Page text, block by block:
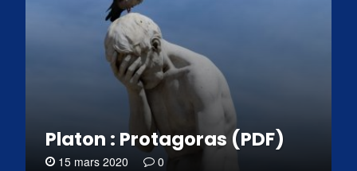
Platon : Protagoras (PDF)
15 mars 2020 0